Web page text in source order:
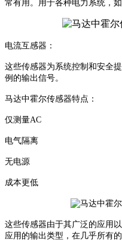
常有用。 用于各种电力系统，
电流互感器：
这些传感器为系统控制和安全
例的输出信号。
马达中霍尔传感器特点：
仅测量AC
电气隔离
无电源
成本更低
这些传感器由于其广泛的应用
应用的输出类型，在几乎所有